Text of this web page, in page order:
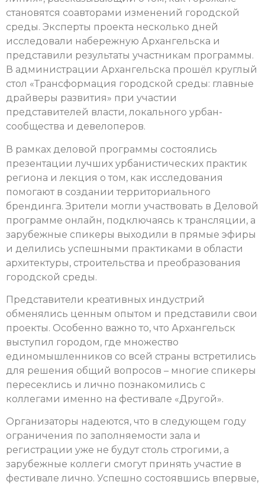
становятся соавторами изменений городской
среды. Эксперты проекта несколько дней
исследовали набережную Архангельска и
представили результаты участникам программы.
В администрации Архангельска прошёл круглый
стол «Трансформация городской среды: главные
драйверы развития» при участии
представителей власти, локального урбан-
сообщества и девелоперов.
В рамках деловой программы состоялись
презентации лучших урбанистических практик
региона и лекция о том, как исследования
помогают в создании территориального
брендинга. Зрители могли участвовать в Деловой
программе онлайн, подключаясь к трансляции, а
зарубежные спикеры выходили в прямые эфиры
и делились успешными практиками в области
архитектуры, строительства и преобразования
городской среды.
Представители креативных индустрий
обменялись ценным опытом и представили свои
проекты. Особенно важно то, что Архангельск
выступил городом, где множество
единомышленников со всей страны встретились
для решения общий вопросов – многие спикеры
пересеклись и лично познакомились с
коллегами именно на фестивале «Другой».
Организаторы надеются, что в следующем году
ограничения по заполняемости зала и
регистрации уже не будут столь строгими, а
зарубежные коллеги смогут принять участие в
фестивале лично. Успешно состоявшись впервые,